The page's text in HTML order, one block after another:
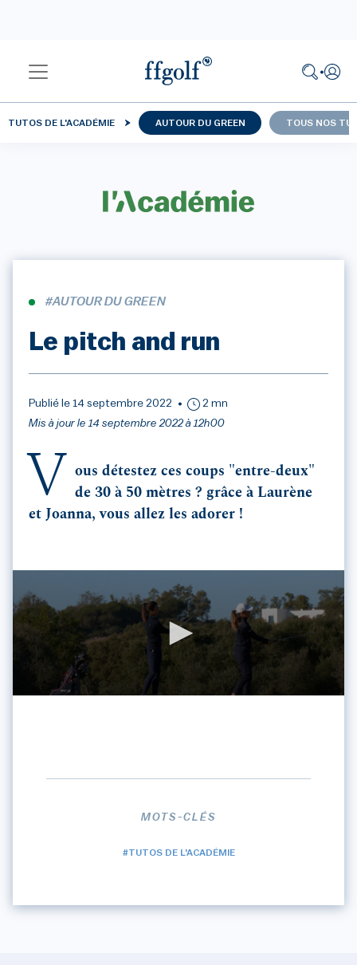
TUTOS DE L'ACADÉMIE AUTOUR DU GREEN TOUS NOS
#AUTOUR DU GREEN
Le pitch and run
Publié le 14 septembre 2022
2 mn
Mis à jour le 14 septembre 2022 à 12h00
V
ous détestez ces coups "entre-deux"
de 30 à 50 mètres ? grâce à Laurène
et Joanna, vous allez les adorer !
MOTS-CLÉS
#TUTOS DE L'ACADÉMIE